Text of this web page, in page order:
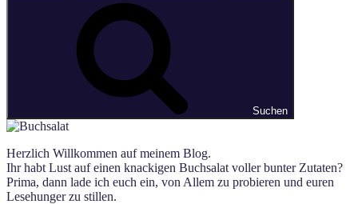
Suchen
Herzlich Willkommen auf meinem Blog.
Ihr habt Lust auf einen knackigen Buchsalat voller bunter Zutaten?
Prima, dann lade ich euch ein, von Allem zu probieren und euren
Lesehunger zu stillen.